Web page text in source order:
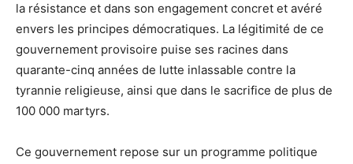
la résistance et dans son engagement concret et avéré
envers les principes démocratiques. La légitimité de ce
gouvernement provisoire puise ses racines dans
quarante-cinq années de lutte inlassable contre la
tyrannie religieuse, ainsi que dans le sacrifice de plus de
100 000 martyrs.
Ce gouvernement repose sur un programme politique